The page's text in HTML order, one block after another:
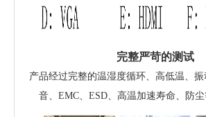
完整严苛的测试
产品经过完整的温湿度循环、高低温、
音、EMC、ESD、高温加速寿命、防